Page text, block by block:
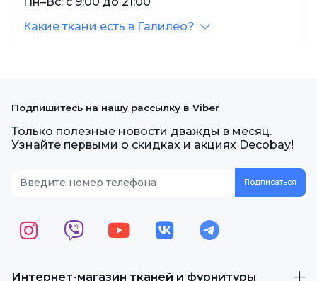
Какие ткани есть в Галилео?
Интернет-магазин тканей и фурнитуры
Подпишитесь на нашу рассылку в Viber
Только полезные новости дважды в месяц.
Узнайте первыми о скидках и акциях Decobay!